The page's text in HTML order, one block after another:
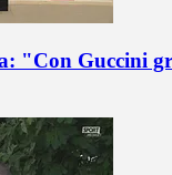
"Con Guccini